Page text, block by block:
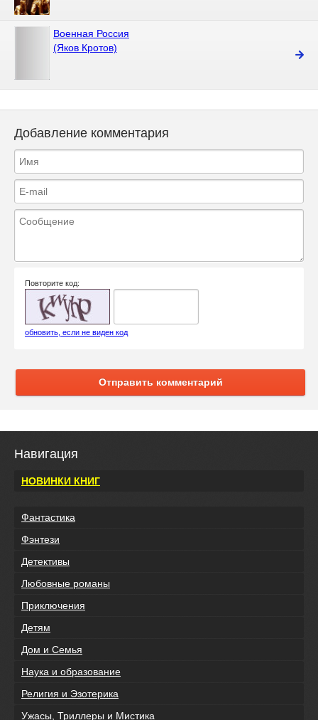
Военная Россия
(Яков Кротов)
Добавление комментария
Повторите код:
обновить, если не виден код
Отправить комментарий
Навигация
НОВИНКИ КНИГ
Фантастика
Фэнтези
Детективы
Любовные романы
Приключения
Детям
Дом и Семья
Наука и образование
Религия и Эзотерика
Ужасы, Триллеры и Мистика